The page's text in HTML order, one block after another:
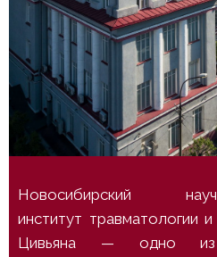
Новосибирский
институт травматологии
Цивьяна — одно из